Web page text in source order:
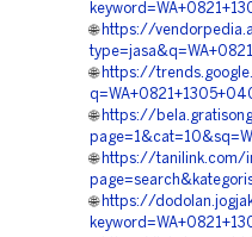
🌐 https://
🌐 https://
🌐 https://
🌐 https://tanilink.com/
🌐 https://